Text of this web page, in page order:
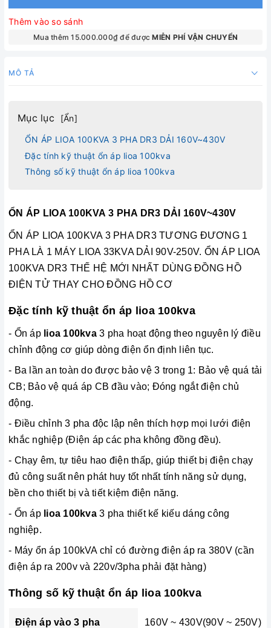
Thêm vào so sánh
Mua thêm 15.000.000₫ để đượcMIỄN PHÍ VẬN CHUYỂN
MÔ TẢ
Mục lục [Ẩn]
ỔN ÁP LIOA 100KVA 3 PHA DR3 DẢI 160V~430V
Đặc tính kỹ thuật ổn áp lioa 100kva
Thông số kỹ thuật ổn áp lioa 100kva
ỔN ÁP LIOA 100KVA 3 PHA DR3 DẢI 160V~430V
ỔN ÁP LIOA 100KVA 3 PHA DR3 TƯƠNG ĐƯƠNG 1
PHA LÀ 1 MÁY LIOA 33KVA DẢI 90V-250V. ỔN ÁP LIOA
100KVA DR3 THẾ HỆ MỚI NHẤT DÙNG ĐỒNG HỒ
ĐIỆN TỬ THAY CHO ĐỒNG HỒ CƠ
Đặc tính kỹ thuật ổn áp lioa 100kva
- Ổn áp lioa 100kva3 pha hoạt động theo nguyên lý điều
chỉnh động cơ giúp dòng điện ổn định liên tục.
- Ba lần an toàn do được bảo vệ 3 trong 1: Bảo vệ quá tải
CB; Bảo vệ quá áp CB đầu vào; Đóng ngắt điện chủ
động.
- Điều chỉnh 3 pha độc lập nên thích hợp mọi lưới điện
khắc nghiệp (Điện áp các pha không đồng đều).
- Chạy êm, tự tiêu hao điện thấp, giúp thiết bị điện chạy
đủ công suất nên phát huy tốt nhất tính năng sử dụng,
bền cho thiết bị và tiết kiệm điện năng.
- Ổn áp lioa 100kva3 pha thiết kế kiếu dáng công
nghiệp.
- Máy ổn áp 100kVA chỉ có đường điện áp ra 380V (cần
điện áp ra 200v và 220v/3pha phải đặt hàng)
Thông số kỹ thuật ổn áp lioa 100kva
Điện áp vào 3 pha 160V ~ 430V(90V ~ 250V)